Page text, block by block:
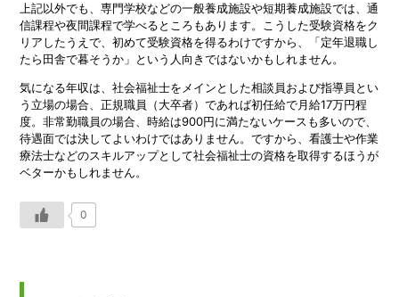
上記以外でも、専門学校などの一般養成施設や短期養成施設では、通
信課程や夜間課程で学べるところもあります。こうした受験資格をク
リアしたうえで、初めて受験資格を得るわけですから、「定年退職し
たら田舎で暮そうか」という人向きではないかもしれません。
気になる年収は、社会福祉士をメインとした相談員および指導員とい
う立場の場合、正規職員（大卒者）であれば初任給で月給17万円程
度。非常勤職員の場合、時給は900円に満たないケースも多いので、
待遇面では決してよいわけではありません。ですから、看護士や作業
療法士などのスキルアップとして社会福祉士の資格を取得するほうが
ベターかもしれません。
0